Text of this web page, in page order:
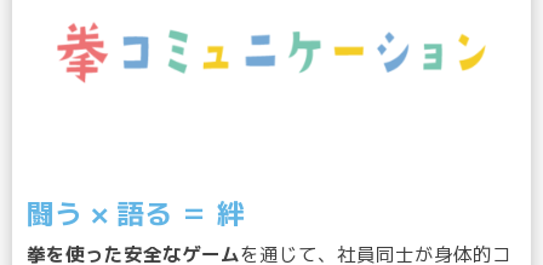
闘う × 語る ＝ 絆
拳を使った安全なゲームを通じて、社員同士が身体的コ